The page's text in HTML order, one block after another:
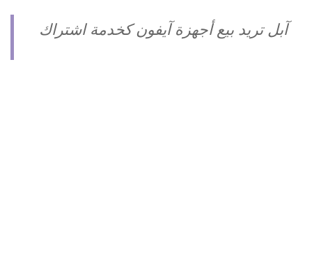
آبل تريد بيع أجهزة آيفون كخدمة اشتراك